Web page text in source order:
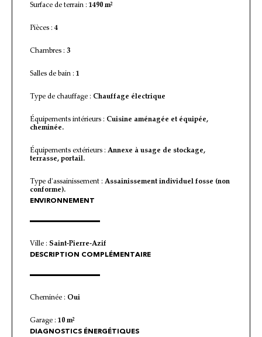
Surface de terrain : 1490 m²
Pièces : 4
Chambres : 3
Salles de bain : 1
Type de chauffage : Chauffage électrique
Équipements intérieurs : Cuisine aménagée et équipée,
cheminée.
Équipements extérieurs : Annexe à usage de stockage,
terrasse, portail.
Type d'assainissement : Assainissement individuel fosse (non
conforme).
ENVIRONNEMENT
Ville : Saint-Pierre-Azif
DESCRIPTION COMPLÉMENTAIRE
Cheminée : Oui
Garage : 10 m²
DIAGNOSTICS ÉNERGÉTIQUES